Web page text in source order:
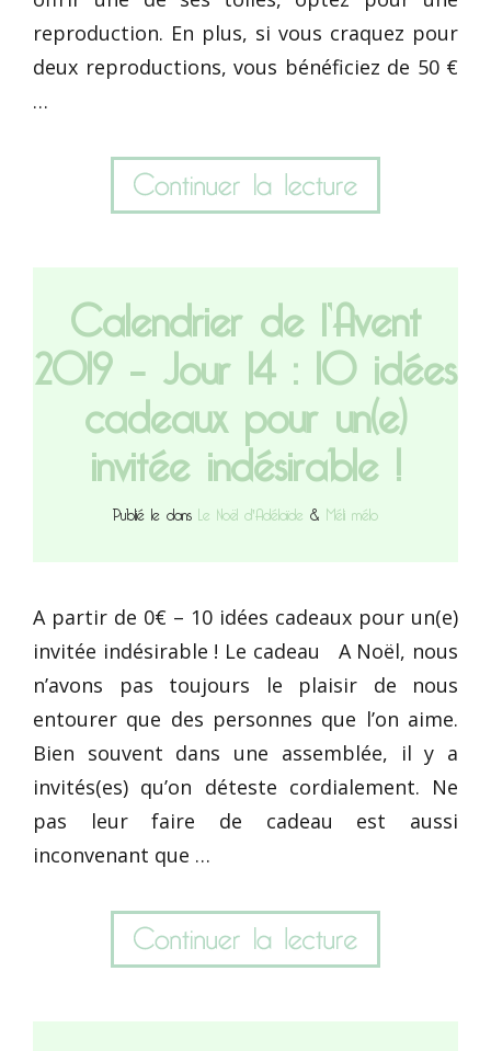
reproduction. En plus, si vous craquez pour
deux reproductions, vous bénéficiez de 50 €
…
Calendrier de l’Avent
2019 – Jour 14 : 10 idées
cadeaux pour un(e)
invitée indésirable !
Publié le dansLe Noël d'Adélaïde & Méli mélo
A partir de 0€ – 10 idées cadeaux pour un(e)
invitée indésirable ! Le cadeau A Noël, nous
n’avons pas toujours le plaisir de nous
entourer que des personnes que l’on aime.
Bien souvent dans une assemblée, il y a
invités(es) qu’on déteste cordialement. Ne
pas leur faire de cadeau est aussi
inconvenant que …